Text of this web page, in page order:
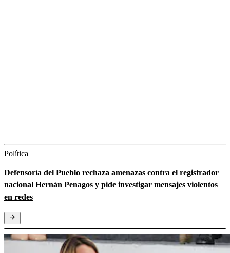
Política
Defensoría del Pueblo rechaza amenazas contra el registrador
nacional Hernán Penagos y pide investigar mensajes violentos
en redes